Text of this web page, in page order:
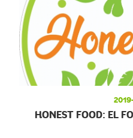
HONEST FOOD: EL